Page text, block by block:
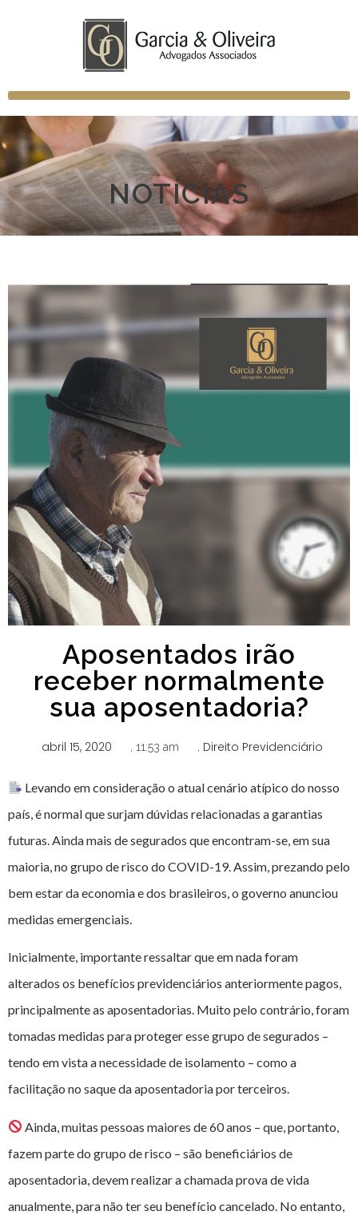
NOTÍCIAS
Aposentados irão
receber normalmente
sua aposentadoria?
abril 15, 2020 , 11:53 am , Direito Previdenciário
Levando em consideração o atual cenário atípico do nosso
país, é normal que surjam dúvidas relacionadas a garantias
futuras. Ainda mais de segurados que encontram-se, em sua
maioria, no grupo de risco do COVID-19. Assim, prezando pelo
bem estar da economia e dos brasileiros, o governo anunciou
medidas emergenciais.
Inicialmente, importante ressaltar que em nada foram
alterados os benefícios previdenciários anteriormente pagos,
principalmente as aposentadorias. Muito pelo contrário, foram
tomadas medidas para proteger esse grupo de segurados –
tendo em vista a necessidade de isolamento – como a
facilitação no saque da aposentadoria por terceiros.
Ainda, muitas pessoas maiores de 60 anos – que, portanto,
fazem parte do grupo de risco – são beneficiários de
aposentadoria, devem realizar a chamada prova de vida
anualmente, para não ter seu benefício cancelado. No entanto,